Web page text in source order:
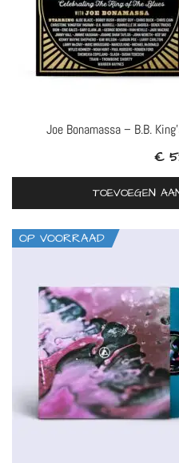
Joe Bonamassa – B.B.
€
TOEVOEGEN
OP VOORRAAD